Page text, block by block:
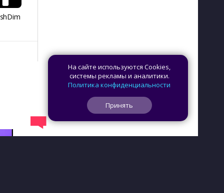
На сайте используются Cookies,
системы рекламы и аналитики.
Политика конфиденциальности
Принять